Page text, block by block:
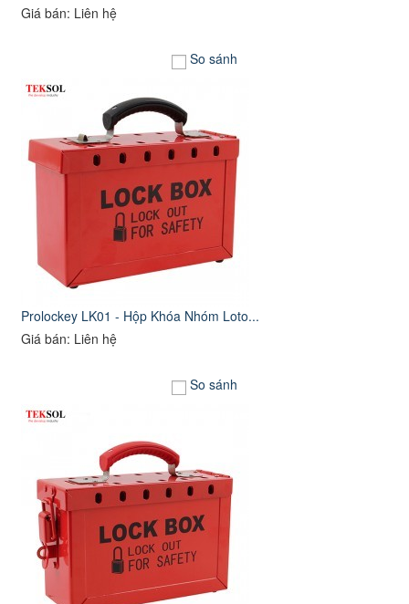
Giá bán: Liên hệ
So sánh
Prolockey LK01 - Hộp Khóa Nhóm Loto...
Giá bán: Liên hệ
So sánh